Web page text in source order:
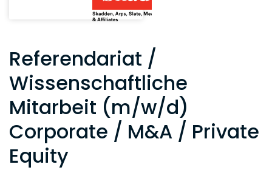
Referendariat /
Wissenschaftliche
Mitarbeit (m/w/d)
Corporate / M&A / Private
Equity